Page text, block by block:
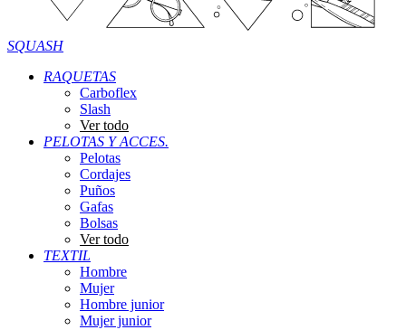
SQUASH
RAQUETAS
Carboflex
Slash
Ver todo
PELOTAS Y ACCES.
Pelotas
Cordajes
Puños
Gafas
Bolsas
Ver todo
TEXTIL
Hombre
Mujer
Hombre junior
Mujer junior